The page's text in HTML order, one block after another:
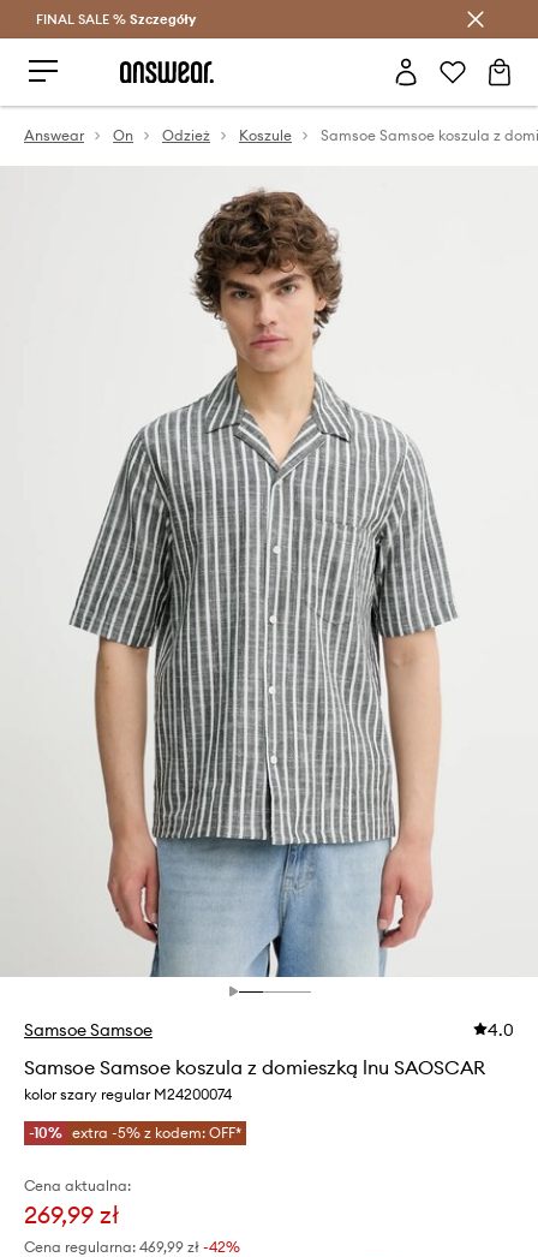
Oszczędzaj z Answear Club >
FINAL SALE % Szczegóły
Answear On Odzież Koszule
Samsoe Samsoe 4.0
Samsoe Samsoe koszula z domieszką lnu SAOSCAR
kolor szary regular M24200074
-10% extra -5% z kodem: OFF*
Cena aktualna:
269,99 zł
Cena regularna: 469,99 zł -42%